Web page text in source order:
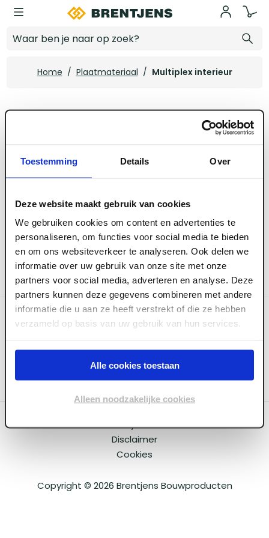
Toestemming Details Over
Deze website maakt gebruik van cookies
We gebruiken cookies om content en advertenties te
personaliseren, om functies voor social media te bieden
en om ons websiteverkeer te analyseren. Ook delen we
informatie over uw gebruik van onze site met onze
partners voor social media, adverteren en analyse. Deze
partners kunnen deze gegevens combineren met andere
informatie die u aan ze heeft verstrekt of die ze hebben
verzameld op basis van uw gebruik van hun services.
Alle cookies toestaan
Alleen noodzakelijke cookies
Ga naar hoofdinhoud
Home / Plaatmateriaal / Multiplex interieur
Multiplex interieur
Categoriëen
Privacy beleid
Disclaimer
Cookies
Copyright © 2026 Brentjens Bouwproducten